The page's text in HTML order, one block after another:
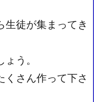
生徒が集まってき
う。
くさん作って下さ